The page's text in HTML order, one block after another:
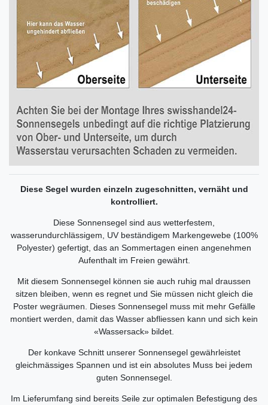
Diese Segel wurden einzeln zugeschnitten, vernäht und
kontrolliert.
Diese Sonnensegel sind aus wetterfestem,
wasserundurchlässigem, UV beständigem Markengewebe (100%
Polyester) gefertigt, das an Sommertagen einen angenehmen
Aufenthalt im Freien gewährt.
Mit diesem Sonnensegel können sie auch ruhig mal draussen
sitzen bleiben, wenn es regnet und Sie müssen nicht gleich die
Poster wegräumen. Dieses Sonnensegel muss mit mehr Gefälle
montiert werden, damit das Wasser abfliessen kann und sich kein
«Wassersack» bildet.
Der konkave Schnitt unserer Sonnensegel gewährleistet
gleichmässiges Spannen und ist ein absolutes Muss bei jedem
guten Sonnensegel.
Im Lieferumfang sind bereits Seile zur optimalen Befestigung des